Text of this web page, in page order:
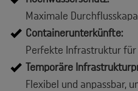
Maximale
Containerunterkünfte:
Perfekte Infrastruktur
Temporäre
Flexibel und anpassbar,